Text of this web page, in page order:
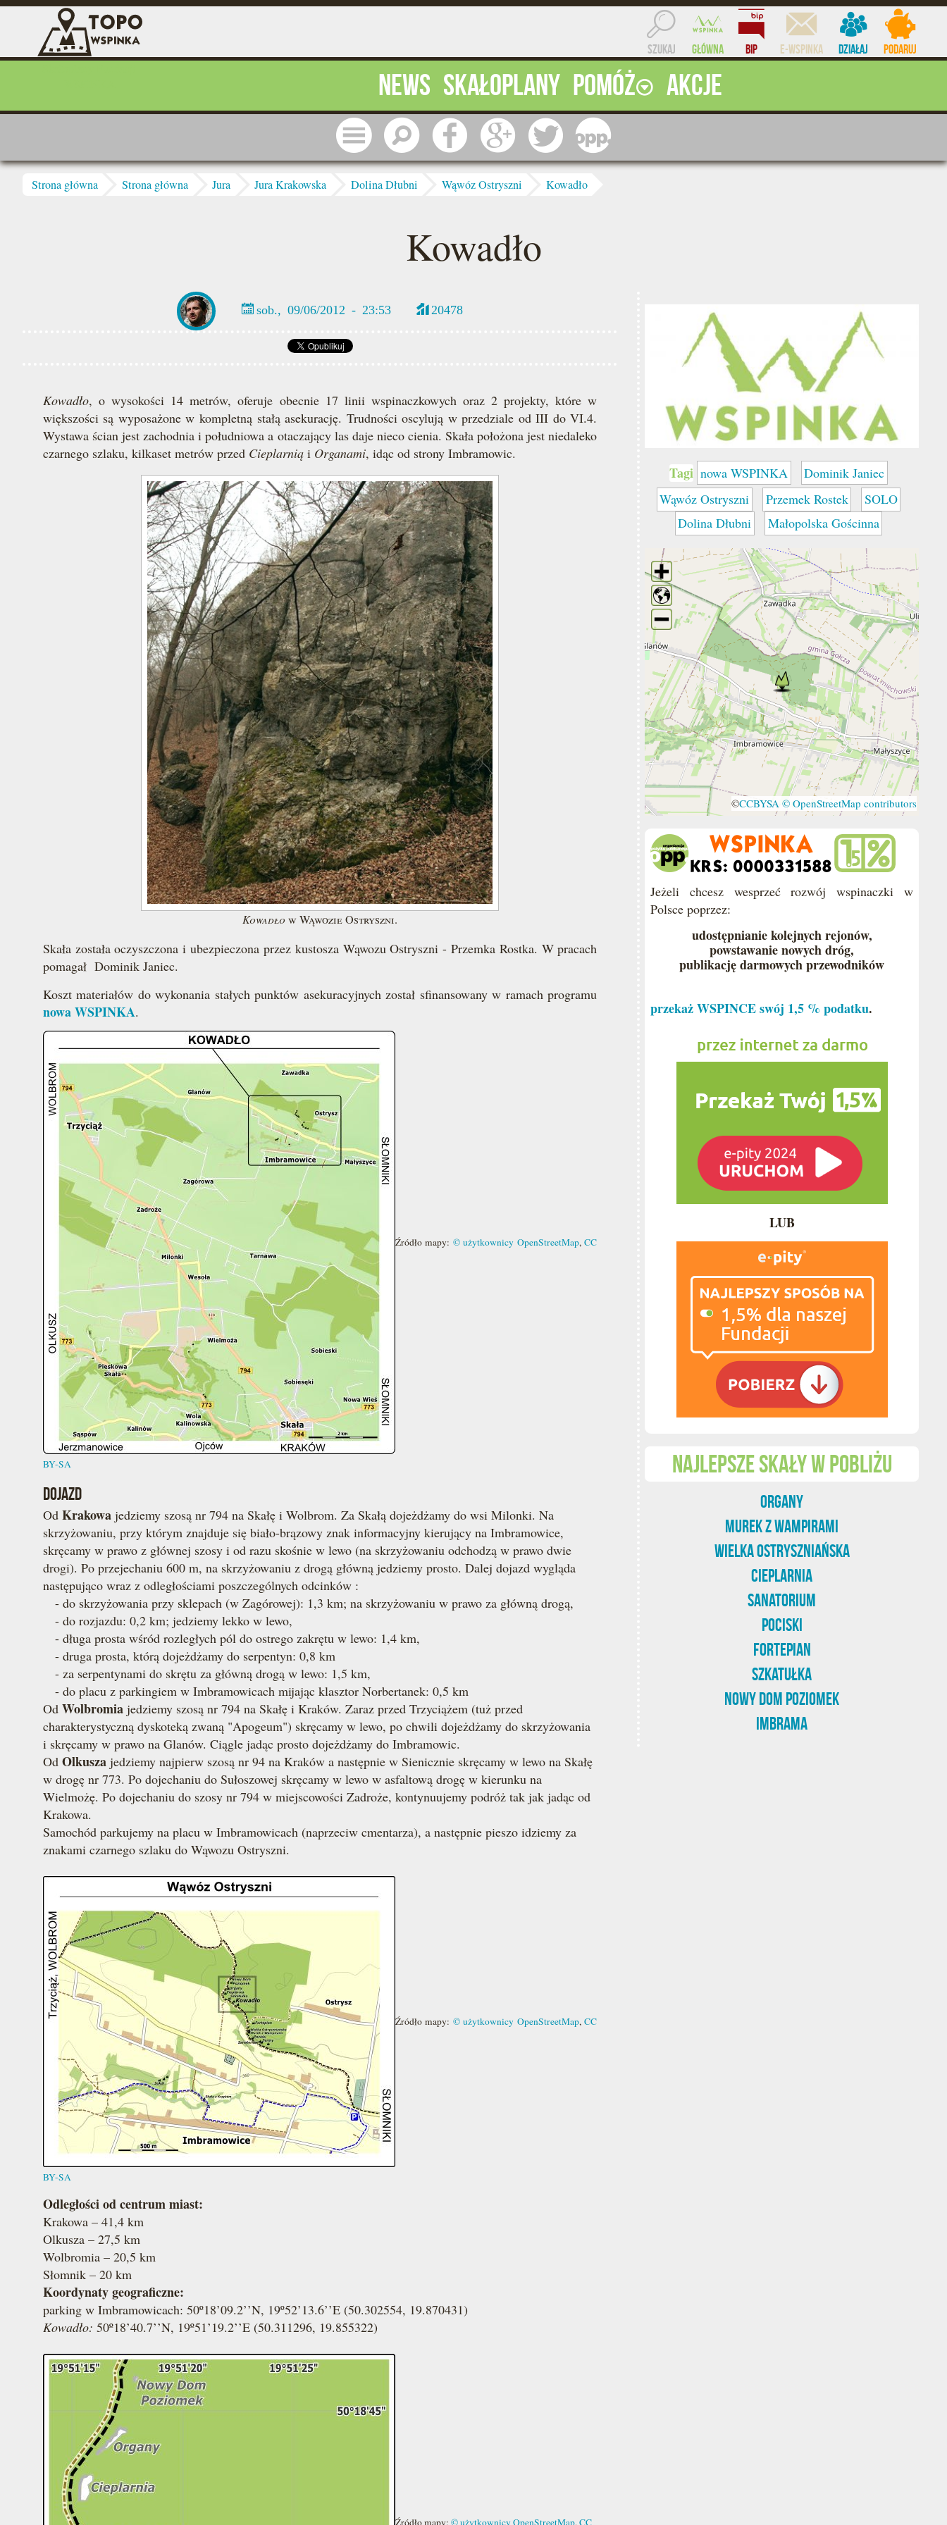
Przejdź do treści
Szukaj Główna BIP e-WSPINKA Działaj Podaruj
News Skałoplany Pomóż Akcje
Menu Szukaj Facebook Google Twitter
Jesteś tutaj
Strona główna Strona główna Jura Jura Krakowska Dolina Dłubni Wąwóz Ostryszni Kowadło
Kowadło
sob., 09/06/2012 - 23:53 20478
Kowadło, o wysokości 14 metrów, oferuje obecnie 17 linii wspinaczkowych oraz 2 projekty, które w
większości są wyposażone w kompletną stałą asekurację. Trudności oscylują w przedziale od III do VI.4.
Wystawa ścian jest zachodnia i południowa a otaczający las daje nieco cienia. Skała położona jest niedaleko
czarnego szlaku, kilkaset metrów przed Cieplarnią i Organami, idąc od strony Imbramowic.
Kowadło w Wąwozie Ostryszni.
Skała została oczyszczona i ubezpieczona przez kustosza Wąwozu Ostryszni - Przemka Rostka. W pracach
pomagał Dominik Janiec.
Koszt materiałów do wykonania stałych punktów asekuracyjnych został sfinansowany w ramach programu
nowa WSPINKA.
Źródło mapy: © użytkownicy OpenStreetMap,CC
BY-SA
DOJAZD
Od Krakowa jedziemy szosą nr 794 na Skałę i Wolbrom. Za Skałą dojeżdżamy do wsi Milonki. Na
skrzyżowaniu, przy którym znajduje się biało-brązowy znak informacyjny kierujący na Imbramowice,
skręcamy w prawo z głównej szosy i od razu skośnie w lewo (na skrzyżowaniu odchodzą w prawo dwie
drogi). Po przejechaniu 600 m, na skrzyżowaniu z drogą główną jedziemy prosto. Dalej dojazd wygląda
następująco wraz z odległościami poszczególnych odcinków :
- do skrzyżowania przy sklepach (w Zagórowej): 1,3 km; na skrzyżowaniu w prawo za główną drogą,
- do rozjazdu: 0,2 km; jedziemy lekko w lewo,
- długa prosta wśród rozległych pól do ostrego zakrętu w lewo: 1,4 km,
- druga prosta, którą dojeżdżamy do serpentyn: 0,8 km
- za serpentynami do skrętu za główną drogą w lewo: 1,5 km,
- do placu z parkingiem w Imbramowicach mijając klasztor Norbertanek: 0,5 km
Od Wolbromia jedziemy szosą nr 794 na Skałę i Kraków. Zaraz przed Trzyciążem (tuż przed
charakterystyczną dyskoteką zwaną "Apogeum") skręcamy w lewo, po chwili dojeżdżamy do skrzyżowania
i skręcamy w prawo na Glanów. Ciągle jadąc prosto dojeżdżamy do Imbramowic.
Od Olkusza jedziemy najpierw szosą nr 94 na Kraków a następnie w Sienicznie skręcamy w lewo na Skałę
w drogę nr 773. Po dojechaniu do Sułoszowej skręcamy w lewo w asfaltową drogę w kierunku na
Wielmożę. Po dojechaniu do szosy nr 794 w miejscowości Zadroże, kontynuujemy podróż tak jak jadąc od
Krakowa.
Samochód parkujemy na placu w Imbramowicach (naprzeciw cmentarza), a następnie pieszo idziemy za
znakami czarnego szlaku do Wąwozu Ostryszni.
Źródło mapy: © użytkownicy OpenStreetMap,CC
BY-SA
Odległości od centrum miast:
Krakowa – 41,4 km
Olkusza – 27,5 km
Wolbromia – 20,5 km
Słomnik – 20 km
Koordynaty geograficzne:
parking w Imbramowicach: 50º18’09.2’’N, 19º52’13.6’’E (50.302554, 19.870431)
Kowadło: 50º18’40.7’’N, 19º51’19.2’’E (50.311296, 19.855322)
Źródło mapy: © użytkownicy OpenStreetMap, CC
Tagi nowa WSPINKA
Dominik Janiec
Wąwóz Ostryszni
Przemek Rostek
SOLO
Dolina Dłubni
Małopolska Gościnna
©CCBYSA © OpenStreetMap contributors
Jeżeli chcesz wesprzeć rozwój wspinaczki w
Polsce poprzez:
udostępnianie kolejnych rejonów,
powstawanie nowych dróg,
publikację darmowych przewodników
przekaż WSPINCE swój 1,5 % podatku.
LUB
Najlepsze skały w pobliżu
Organy
Murek z Wampirami
Wielka Ostryszniańska
Cieplarnia
Sanatorium
Pociski
Fortepian
Szkatułka
Nowy Dom Poziomek
Imbrama